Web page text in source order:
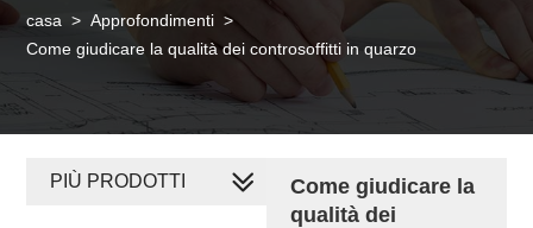
casa > Approfondimenti >
Come giudicare la qualità dei controsoffitti in quarzo
Come giudicare la
qualità dei
PIÙ PRODOTTI